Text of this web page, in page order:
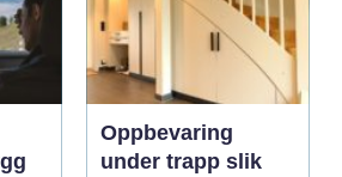
Oppbevaring
under trapp slik